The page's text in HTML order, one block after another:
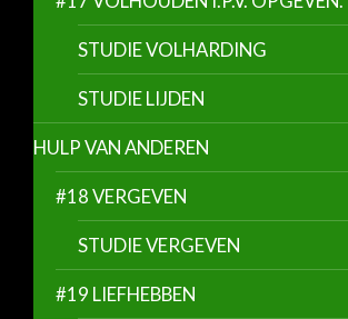
STUDIE VOLHARDING
STUDIE LIJDEN
HULP VAN ANDEREN
#18 VERGEVEN
STUDIE VERGEVEN
#19 LIEFHEBBEN